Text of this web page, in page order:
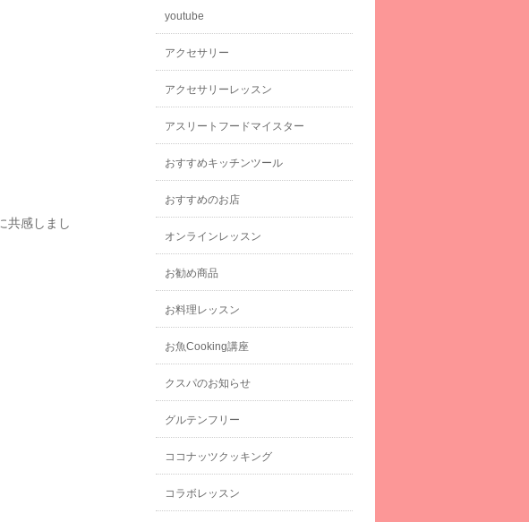
共感しまし
youtube
アクセサリー
アクセサリーレッスン
アスリートフードマイスター
おすすめキッチンツール
おすすめのお店
オンラインレッスン
お勧め商品
お料理レッスン
お魚Cooking講座
クスパのお知らせ
グルテンフリー
ココナッツクッキング
コラボレッスン